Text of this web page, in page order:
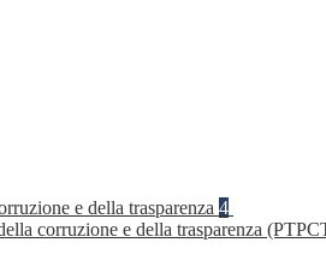
e della trasparenza 4
corruzione e della trasparenza